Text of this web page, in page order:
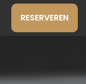
RESERVEREN